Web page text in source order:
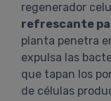
regenerador
refrescante
planta penetra
expulsa las
que tapan los
de células